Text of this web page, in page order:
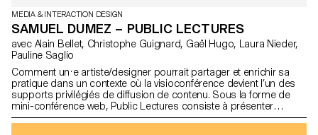
MEDIA & INTERACTION DESIGN
SAMUEL DUMEZ – PUBLIC LECTURES
avec Alain Bellet, Christophe Guignard, Gaël Hugo, Laura Nieder,
Pauline Saglio
Comment un·e artiste/designer pourrait partager et enrichir sa
pratique dans un contexte où la visioconférence devient l’un des
supports privilégiés de diffusion de contenu. Sous la forme de
mini-conférence web, Public Lectures consiste à présenter
succinctement le travail de personnes actives dans le domaine de